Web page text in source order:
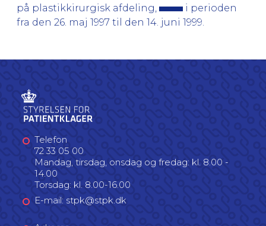
på plastikkirurgisk afdeling,
i perioden
fra den 26. maj 1997 til den 14. juni 1999.
Telefon
72 33 05 00
Mandag, tirsdag, onsdag og fredag: kl. 8.00 -
14.00
Torsdag: kl. 8.00-16.00
E-mail: stpk@stpk.dk